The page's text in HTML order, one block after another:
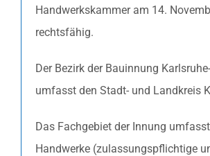
Handwerkskammer am 14.
rechtsfähig.
Der Bezirk der Bauinnung
umfasst den Stadt- und Landkreis
Das Fachgebiet der Innung
Handwerke (zulassungspflichtige